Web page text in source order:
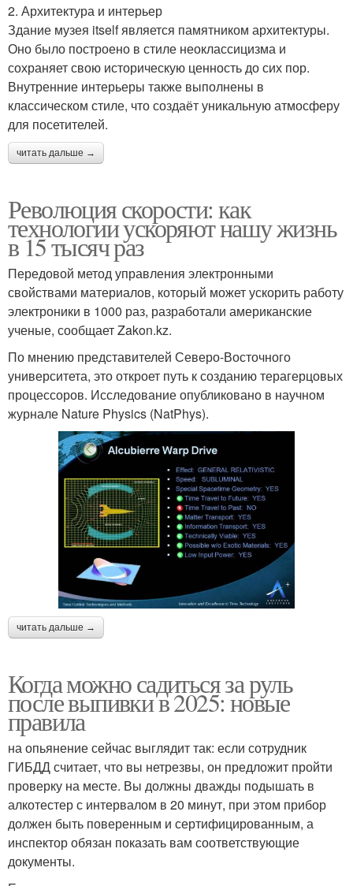
2. Архитектура и интерьер
Здание музея itself является памятником архитектуры.
Оно было построено в стиле неоклассицизма и
сохраняет свою историческую ценность до сих пор.
Внутренние интерьеры также выполнены в
классическом стиле, что создаёт уникальную атмосферу
для посетителей.
читать дальше →
Революция скорости: как
технологии ускоряют нашу жизнь
в 15 тысяч раз
Передовой метод управления электронными
свойствами материалов, который может ускорить работу
электроники в 1000 раз, разработали американские
ученые, сообщает Zakon.kz.
По мнению представителей Северо-Восточного
университета, это откроет путь к созданию терагерцовых
процессоров. Исследование опубликовано в научном
журнале Nature Physics (NatPhys).
читать дальше →
Когда можно садиться за руль
после выпивки в 2025: новые
правила
на опьянение сейчас выглядит так: если сотрудник
ГИБДД считает, что вы нетрезвы, он предложит пройти
проверку на месте. Вы должны дважды подышать в
алкотестер с интервалом в 20 минут, при этом прибор
должен быть поверенным и сертифицированным, а
инспектор обязан показать вам соответствующие
документы.